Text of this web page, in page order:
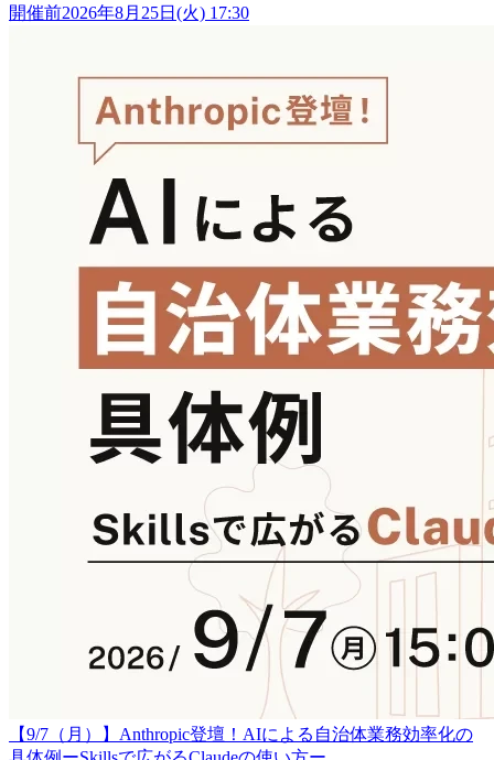
開催前2026年8月25日(火) 17:30
【9/7（月）】Anthropic登壇！AIによる自治体業務効率化の